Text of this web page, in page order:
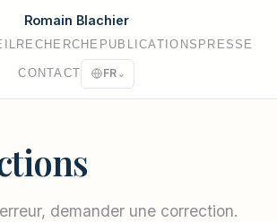
Romain Blachier
RECHERCHE PUBLICATIONS PRESSE
CONTACT FR ⌄
demander une correction.